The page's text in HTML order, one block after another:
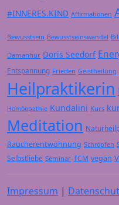
#INNERES.KIND Affirmationen
Bewusstsein Bewusstseinswandel
Damanhur Doris Seedorf
Entspannung Frieden Geistheilung
Heilpraktikerin
Homöopathie Kundalini Kurs
Meditation
Raucherentwöhnung Schröpfen
Selbstliebe Seminar TCM vegan
Impressum |